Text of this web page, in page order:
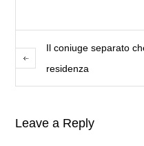
Il coniuge separato
residenza
Leave a Reply